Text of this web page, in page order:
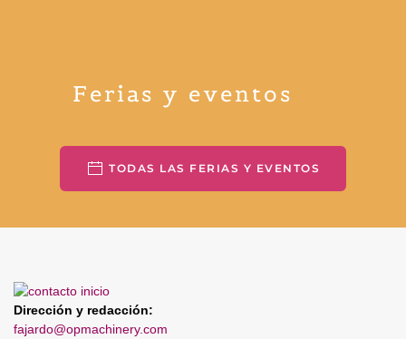
Ferias y eventos
TODAS LAS FERIAS Y EVENTOS
Dirección y redacción:
fajardo@opmachinery.com